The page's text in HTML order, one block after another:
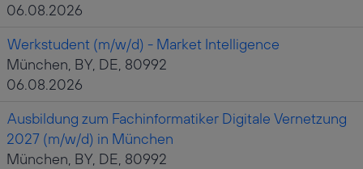
06.08.2026
Werkstudent (m/w/d) - Market Intelligence
München, BY, DE, 80992
06.08.2026
Ausbildung zum Fachinformatiker Digitale Vernetzung
2027 (m/w/d) in München
München, BY, DE, 80992